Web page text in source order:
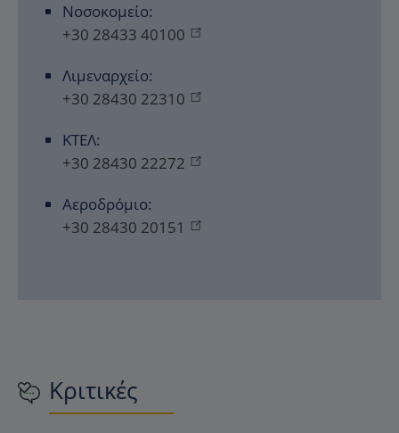
Νοσοκομείο:
+30 28433 40100
Λιμεναρχείο:
+30 28430 22310
ΚΤΕΛ:
+30 28430 22272
Αεροδρόμιο:
+30 28430 20151
Κριτικές